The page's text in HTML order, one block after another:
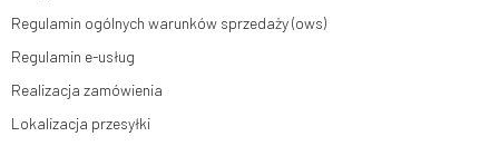
Regulamin ogólnych warunków sprzedaży (ows)
Regulamin e-usług
Realizacja zamówienia
Lokalizacja przesyłki